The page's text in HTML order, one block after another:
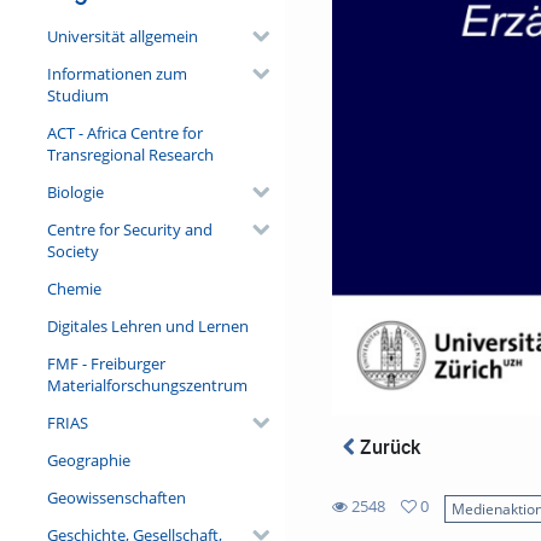
Universität allgemein
Informationen zum
Studium
ACT - Africa Centre for
Transregional Research
Biologie
Centre for Security and
Society
Chemie
Digitales Lehren und Lernen
FMF - Freiburger
Materialforschungszentrum
FRIAS
Geographie
Geowissenschaften
Geschichte, Gesellschaft,
Zurück
2548
0